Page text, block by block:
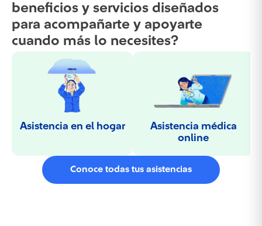
beneficios y servicios diseñados
para acompañarte y apoyarte
cuando más lo necesites?
Asistencia en el hogar
Asistencia médica
online
Conoce todas tus asistencias